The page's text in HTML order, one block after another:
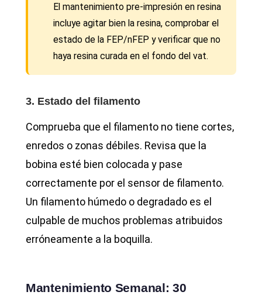
El mantenimiento pre-impresión en resina
incluye agitar bien la resina, comprobar el
estado de la FEP/nFEP y verificar que no
haya resina curada en el fondo del vat.
3. Estado del filamento
Comprueba que el filamento no tiene cortes,
enredos o zonas débiles. Revisa que la
bobina esté bien colocada y pase
correctamente por el sensor de filamento.
Un filamento húmedo o degradado es el
culpable de muchos problemas atribuidos
erróneamente a la boquilla.
Mantenimiento Semanal: 30